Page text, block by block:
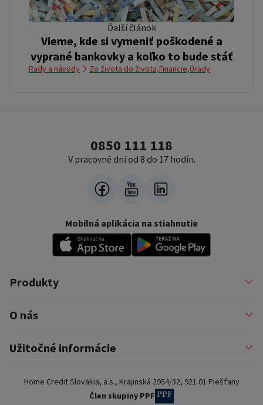
Ďalší článok
Vieme, kde si vymeniť poškodené a
vyprané bankovky a koľko to bude stáť
Rady a návody Zo života do života,Financie,Úrady
0850 111 118
V pracovné dni od 8 do 17 hodín.
Mobilná aplikácia na stiahnutie
Produkty
Pôžičky
Financovanie podnikateľov
Auto na splátky
O nás
Profil firmy
Pomáhame
Blog
Užitočné informácie
Najčastejšie otázky
Dokumenty na stiahnutie
Home Credit Slovakia, a.s., Krajinská 2954/32, 921 01 Piešťany
Člen skupiny PPF